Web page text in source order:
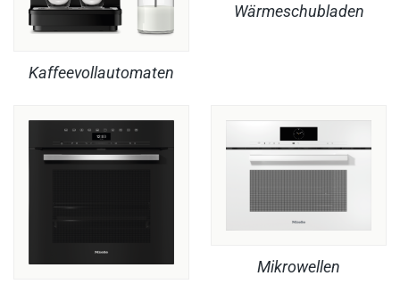
Kaffeevollautomaten
Wärmeschubladen
Mikrowellen